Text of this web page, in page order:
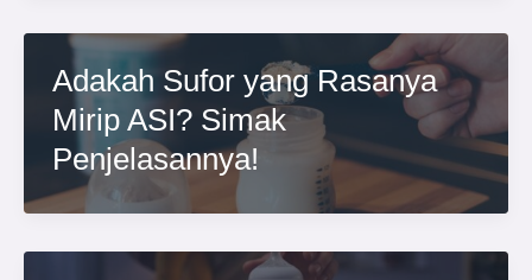
Adakah Sufor yang Rasanya
Mirip ASI? Simak
Penjelasannya!